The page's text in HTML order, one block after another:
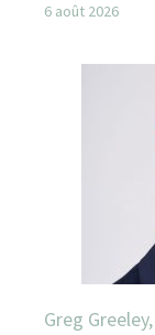
6 août 2026
Greg